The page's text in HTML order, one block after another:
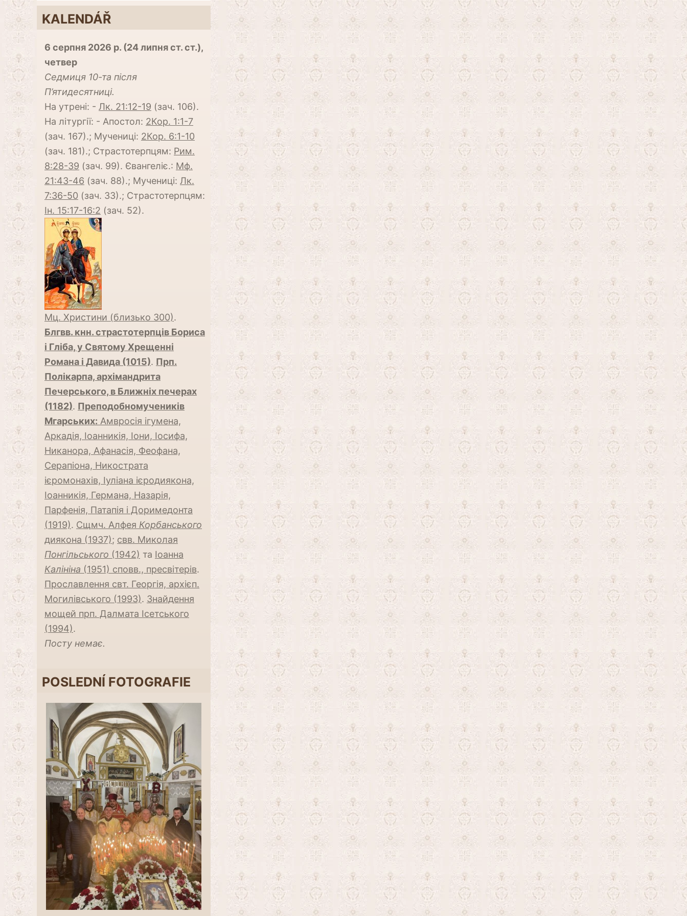
KALENDÁŘ
6 серпня 2026 р. (24 липня ст. ст.),
четвер
Cедмиця 10-та після
П’ятидесятниці.
На утрені: - Лк. 21:12-19 (зач. 106).
На літургії: - Апостол: 2Кор. 1:1-7
(зач. 167).; Мучениці: 2Кор. 6:1-10
(зач. 181).; Страстотерпцям: Рим.
8:28-39 (зач. 99). Євангеліє.: Мф.
21:43-46 (зач. 88).; Мучениці: Лк.
7:36-50 (зач. 33).; Страстотерпцям:
Ін. 15:17-16:2 (зач. 52).
Мц. Христини (близько 300).
Блгвв. кнн. страстотерпців Бориса
і Гліба, у Святому Хрещенні
Романа і Давида (1015). Прп.
Полікарпа, архімандрита
Печерського, в Ближніх печерах
(1182). Преподобномучеників
Мгарських: Амвросія ігумена,
Аркадія, Іоанникія, Іони, Іосифа,
Никанора, Афанасія, Феофана,
Серапіона, Никострата
ієромонахів, Іуліана ієродиякона,
Іоанникія, Германа, Назарія,
Парфенія, Патапія і Доримедонта
(1919). Сщмч. Алфея Корбанського
диякона (1937); свв. Миколая
Понгільського (1942) та Іоанна
Калініна (1951) сповв., пресвітерів.
Прославлення свт. Георгія, архієп.
Могилівського (1993). Знайдення
мощей прп. Далмата Ісетського
(1994).
Посту немає.
POSLEDNÍ FOTOGRAFIE